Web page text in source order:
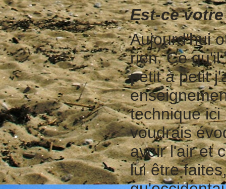
Est-ce
Aujourd'hui
rien. Ce qu'il
petit à petit
technique ici
voudrais
avoir l'air et
lui être